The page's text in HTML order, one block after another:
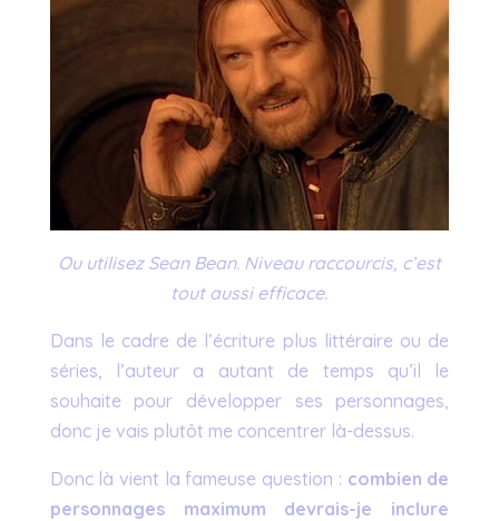
Ou utilisez Sean Bean. Niveau raccourcis, c’est
tout aussi efficace.
Dans le cadre de l’écriture plus littéraire ou de
séries, l’auteur a autant de temps qu’il le
souhaite pour développer ses personnages,
donc je vais plutôt me concentrer là-dessus.
Donc là vient la fameuse question : combien de
personnages maximum devrais-je inclure